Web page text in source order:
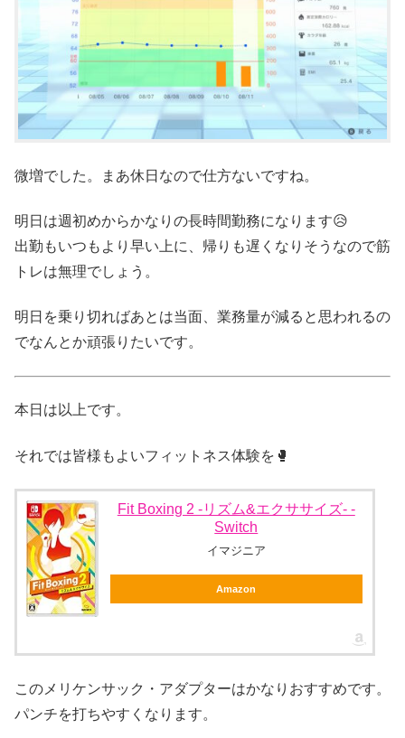
微増でした。まあ休日なので仕方ないですね。
明日は週初めからかなりの長時間勤務になります😥
出勤もいつもより早い上に、帰りも遅くなりそうなので筋
トレは無理でしょう。
明日を乗り切ればあとは当面、業務量が減ると思われるの
でなんとか頑張りたいです。
本日は以上です。
それでは皆様もよいフィットネス体験を🥊
Fit Boxing 2 -リズム&エクササイズ- -
Switch
イマジニア
Amazon
このメリケンサック・アダプターはかなりおすすめです。
パンチを打ちやすくなります。